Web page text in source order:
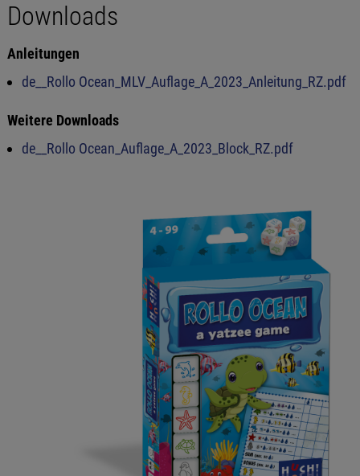
Downloads
Anleitungen
de__Rollo Ocean_MLV_Auflage_A_2023_Anleitung_RZ.pdf
Weitere Downloads
de__Rollo Ocean_Auflage_A_2023_Block_RZ.pdf